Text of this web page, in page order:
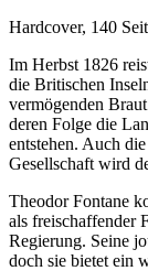
Hardcover, 140
Im Herbst 1826
die Britischen
vermögenden
deren Folge die
entstehen. Auch
Gesellschaft wird
Theodor Fontane
als freischaffender
Regierung. Seine
doch sie bietet ein